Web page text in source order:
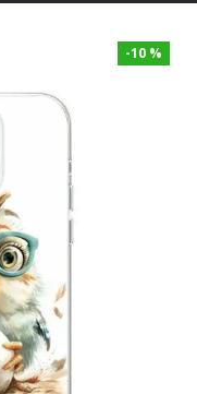
-10 %